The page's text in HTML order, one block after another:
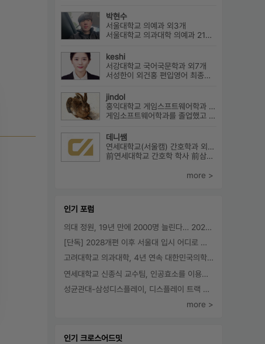
박현수
서울대학교 의예과 외3개
서울대학교 의과대학 의예과 21학번으로 진학하게 될 박현수라고 합니다~
keshi
서강대학교 국어국문학과 외7개
서성한이 외건홍 편입영어 최종합격 다관왕
jindol
홍익대학교 게임스프트웨어학과 외2개
게임소프트웨어학과를 졸업했고 학부에대한 설명과 진로에대해서 알려드릴수 ...
데니쌤
연세대학교(서울캠) 간호학과 외3개
前연세대학교 간호학 학사 前삼성서울병원 암병원 수술실 RN 前대치동...
more >
인기 포럼
의대 정원, 19년 만에 2000명 늘린다… 2025년 입시부터 적용
[단독] 2028개편 이후 서울대 입시 어디로 갈까.. ‘정시40% 폐지 추진’
고려대학교 의과대학, 4년 연속 대한민국의학한림원 정회원 최다 배출 外
연세대학교 신종식 교수팀, 인공효소를 이용한 아민의 키랄전환 세계 최초로 성공
성균관대-삼성디스플레이, 디스플레이 트랙 운영 협약 체결
more >
인기 크로스어드밋